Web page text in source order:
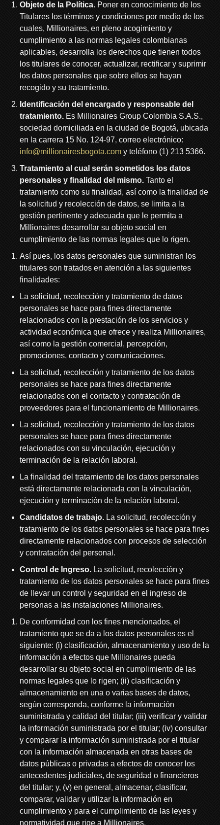
Objeto de la Política. Poner en conocimiento de los
Titulares los términos y condiciones por medio de los
cuales, Millionaires, en pleno acogimiento y
cumplimiento a las normas legales colombianas
aplicables, desarrolla los derechos que tienen todos
los titulares de conocer, actualizar, rectificar y suprimir
los datos personales que sobre ellos se hayan
recogido y su tratamiento.
Identificación del encargado y responsable del
tratamiento. Es Millionaires Group Colombia S.A.S.,
sociedad domiciliada en la ciudad de Bogotá, ubicada
en la carrera 15 No. 124-97, correo electrónico:
info@millionairesbogota.com y teléfono (1) 213 5366.
Tratamiento al cual serán sometidos los datos
personales y finalidad del mismo. Tanto el
tratamiento como su finalidad, así como la finalidad de
la solicitud y recolección de datos, se limita a la
gestión pertinente y adecuada que le permita a
Millionaires desarrollar su objeto social en
cumplimiento de las normas legales que lo rigen.
Así pues, los datos personales que suministran los
titulares son tratados en atención a las siguientes
finalidades:
La solicitud, recolección y tratamiento de datos
personales se hace para fines directamente
relacionados con la prestación de los servicios y
actividad económica que ofrece y realiza Millionaires,
así como la gestión comercial, percepción,
promociones, contacto y comunicaciones.
La solicitud, recolección y tratamiento de los datos
personales se hace para fines directamente
relacionados con el contacto y contratación de
proveedores para el funcionamiento de Millionaires.
La solicitud, recolección y tratamiento de los datos
personales se hace para fines directamente
relacionados con su vinculación, ejecución y
terminación de la relación laboral.
La finalidad del tratamiento de los datos personales
está directamente relacionada con la vinculación,
ejecución y terminación de la relación laboral.
Candidatos de trabajo. La solicitud, recolección y
tratamiento de los datos personales se hace para fines
directamente relacionados con procesos de selección
y contratación del personal.
Control de Ingreso. La solicitud, recolección y
tratamiento de los datos personales se hace para fines
de llevar un control y seguridad en el ingreso de
personas a las instalaciones Millionaires.
De conformidad con los fines mencionados, el
tratamiento que se da a los datos personales es el
siguiente: (i) clasificación, almacenamiento y uso de la
información a efectos que Millionaires pueda
desarrollar su objeto social en cumplimiento de las
normas legales que lo rigen; (ii) clasificación y
almacenamiento en una o varias bases de datos,
según corresponda, conforme la información
suministrada y calidad del titular; (iii) verificar y validar
la información suministrada por el titular; (iv) consultar
y comparar la información suministrada por el titular
con la información almacenada en otras bases de
datos públicas o privadas a efectos de conocer los
antecedentes judiciales, de seguridad o financieros
del titular; y, (v) en general, almacenar, clasificar,
comparar, validar y utilizar la información en
cumplimiento y para el cumplimiento de las leyes y
normatividad que rige a Millionaires.